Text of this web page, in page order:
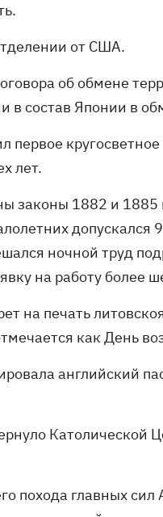
от США.
об обмене
в состав Японии в
лет.
законы 1882 и 1885
допускался
ночной труд
на работу более
на печать
как День
английский
Католической
похода главных